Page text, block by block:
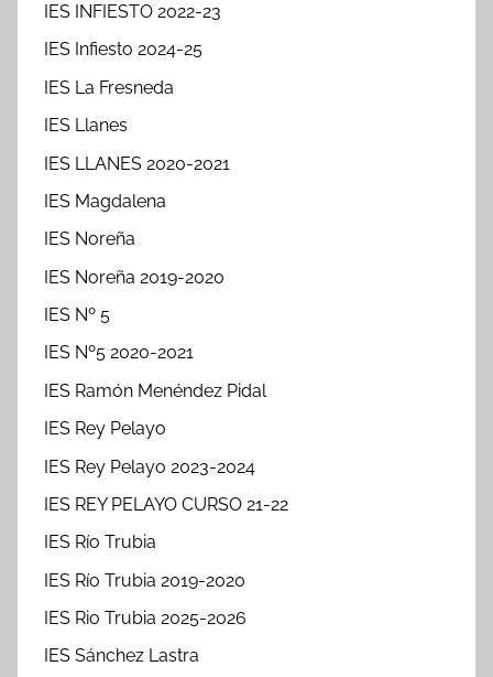
IES INFIESTO 2022-23
IES Infiesto 2024-25
IES La Fresneda
IES Llanes
IES LLANES 2020-2021
IES Magdalena
IES Noreña
IES Noreña 2019-2020
IES Nº 5
IES Nº5 2020-2021
IES Ramón Menéndez Pidal
IES Rey Pelayo
IES Rey Pelayo 2023-2024
IES REY PELAYO CURSO 21-22
IES Río Trubia
IES Río Trubia 2019-2020
IES Rio Trubia 2025-2026
IES Sánchez Lastra